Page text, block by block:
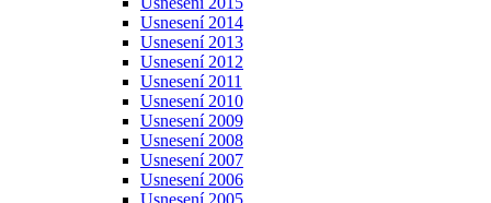
Usnesení 2014
Usnesení 2013
Usnesení 2012
Usnesení 2011
Usnesení 2010
Usnesení 2009
Usnesení 2008
Usnesení 2007
Usnesení 2006
Usnesení 2005